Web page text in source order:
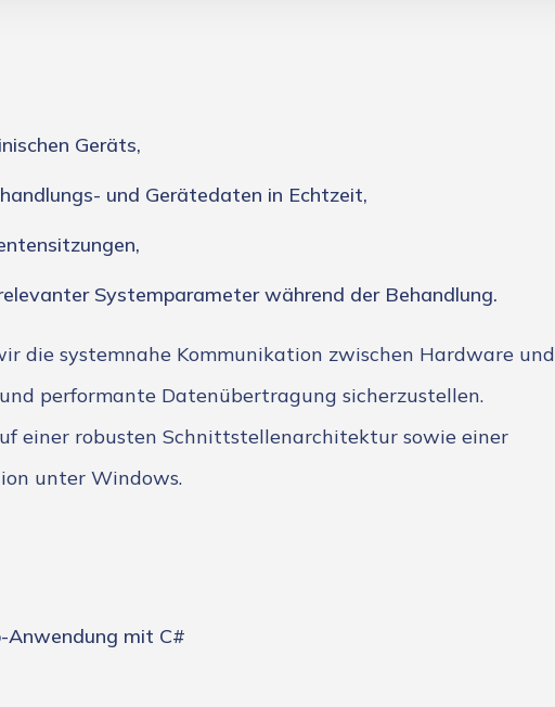
Geräts,
und Gerätedaten in Echtzeit,
Systemparameter während der Behandlung.
die systemnahe Kommunikation zwischen Hardware und
performante Datenübertragung sicherzustellen.
einer robusten Schnittstellenarchitektur sowie einer
unter Windows.
Anwendung mit C#